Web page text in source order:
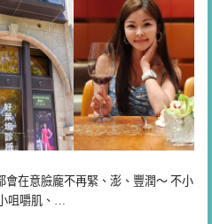
會在意臉龐不再緊、澎、豐潤～ 不小
咀嚼肌、…